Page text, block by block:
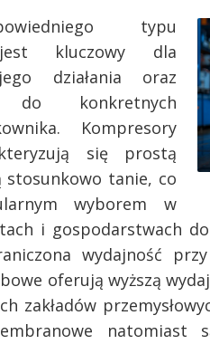
typu
kluczowy dla
działania oraz
do konkretnych
Kompresory
się prostą
stosunkowo tanie, co
wyborem w
i gospodarstwach
wydajność
oferują wyższą
zakładów
natomiast